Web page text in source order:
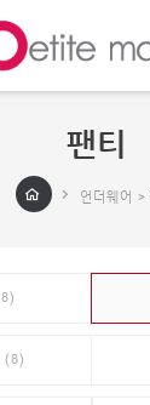
팬티
언더웨어 >
(8)